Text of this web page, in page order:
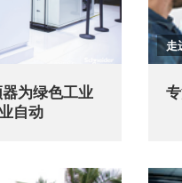
为绿色工业
自动
走